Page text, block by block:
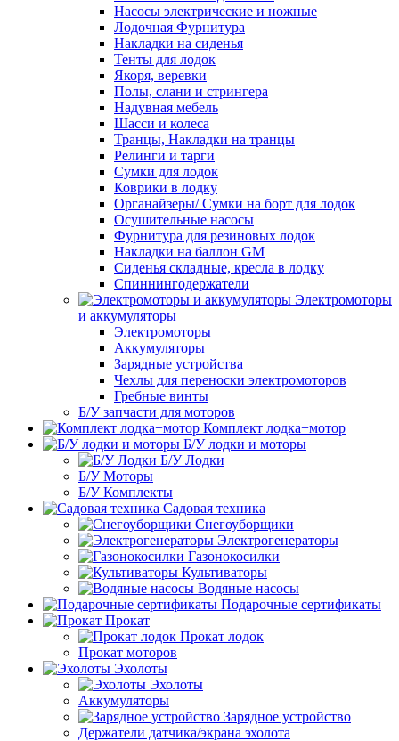
Насосы электрические и ножные
Лодочная Фурнитура
Накладки на сиденья
Тенты для лодок
Якоря, веревки
Полы, слани и стрингера
Надувная мебель
Шасси и колеса
Транцы, Накладки на транцы
Релинги и тарги
Сумки для лодок
Коврики в лодку
Органайзеры/ Сумки на борт для лодок
Осушительные насосы
Фурнитура для резиновых лодок
Накладки на баллон GM
Сиденья складные, кресла в лодку
Спиннингодержатели
Электромоторы
и аккумуляторы
Электромоторы
Аккумуляторы
Зарядные устройства
Чехлы для переноски электромоторов
Гребные винты
Б/У запчасти для моторов
Комплект лодка+мотор
Б/У лодки и моторы
Б/У Лодки
Б/У Моторы
Б/У Комплекты
Садовая техника
Снегоуборщики
Электрогенераторы
Газонокосилки
Культиваторы
Водяные насосы
Подарочные сертификаты
Прокат
Прокат лодок
Прокат моторов
Эхолоты
Эхолоты
Аккумуляторы
Зарядное устройство
Держатели датчика/экрана эхолота